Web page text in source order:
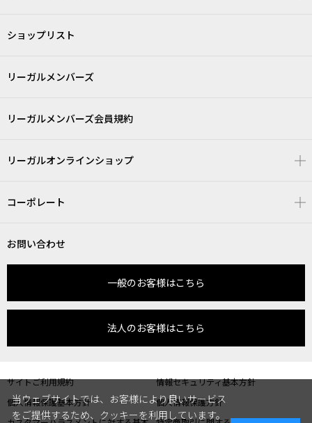
ショップリスト
リーガルメンバーズ
リーガルメンバーズ会員規約
リーガルオンラインショップ
コーポレート
お問い合わせ
一般のお客様はこちら
法人のお客様はこちら
サイトご利用規約
情報セキュリティ基本方針
個人情報保護基本方針
個人情報保護方針
当ウェブサイトでは、お客様により良いサービス
をご提供するため、クッキーを利用しています。